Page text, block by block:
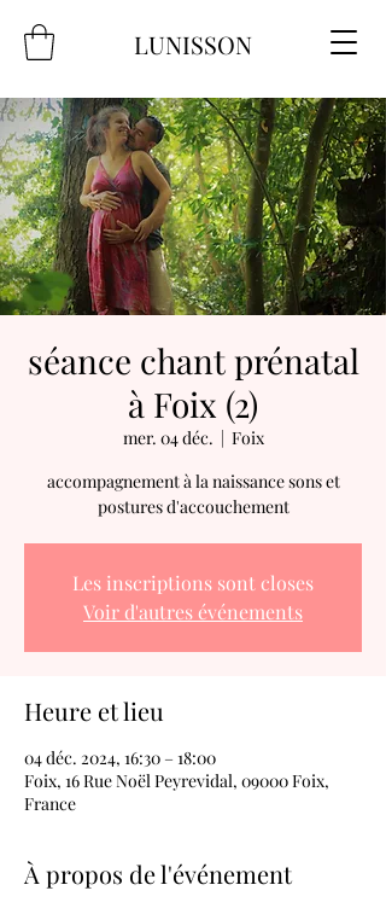
LUNISSON
séance chant prénatal
à Foix (2)
mer. 04 déc.
  |
Foix
accompagnement à la naissance sons et
postures d'accouchement
Les inscriptions sont closes
Voir d'autres événements
Heure et lieu
04 déc. 2024, 16:30 – 18:00
Foix, 16 Rue Noël Peyrevidal, 09000 Foix,
France
À propos de l'événement